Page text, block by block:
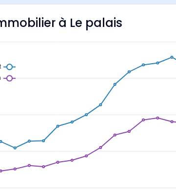
à Le palais